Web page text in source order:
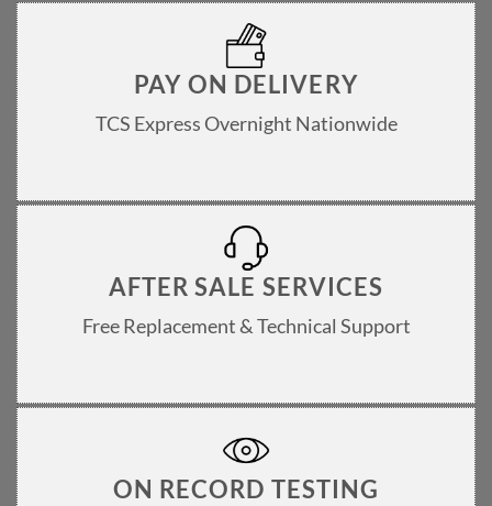
PAY ON DELIVERY
TCS Express Overnight Nationwide
AFTER SALE SERVICES
Free Replacement & Technical Support
ON RECORD TESTING